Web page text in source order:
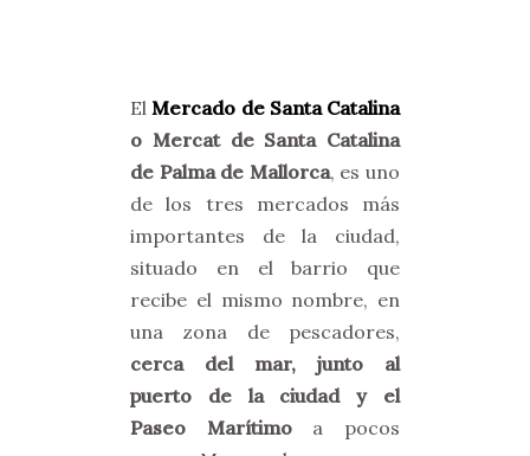
ElMercado de Santa Catalina
o Mercat de Santa Catalina
de Palma de Mallorca, es uno
de los tres mercados más
importantes de la ciudad,
situado en el barrio que
recibe el mismo nombre, en
una zona de pescadores,
cerca del mar, junto al
puerto de la ciudad y el
Paseo Marítimoa pocos